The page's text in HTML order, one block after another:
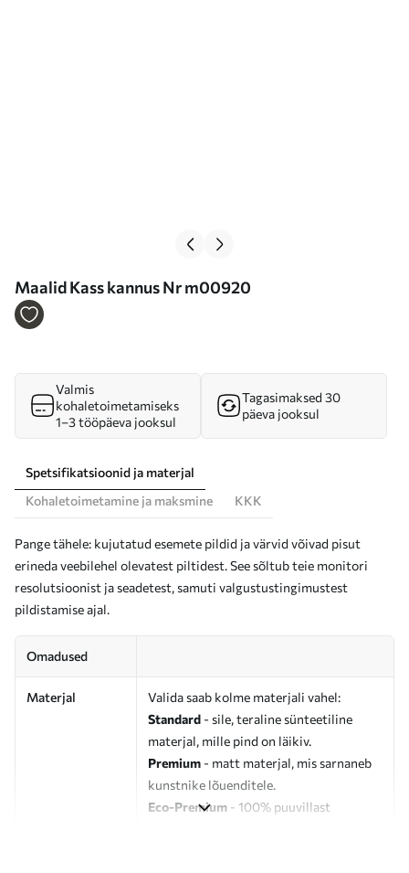
Maalid Kass kannus Nr m00920
Valmis
kohaletoimetamiseks
1–3 tööpäeva jooksul
Tagasimaksed 30
päeva jooksul
Spetsifikatsioonid ja materjal
Kohaletoimetamine ja maksmine
KKK
Pange tähele: kujutatud esemete pildid ja värvid võivad pisut
erineda veebilehel olevatest piltidest. See sõltub teie monitori
resolutsioonist ja seadetest, samuti valgustustingimustest
pildistamise ajal.
Omadused
Materjal
Valida saab kolme materjali vahel:
Standard - sile, teraline sünteetiline
materjal, mille pind on läikiv.
Premium - matt materjal, mis sarnaneb
kunstnike lõuenditele.
Eco-Premium - 100% puuvillast